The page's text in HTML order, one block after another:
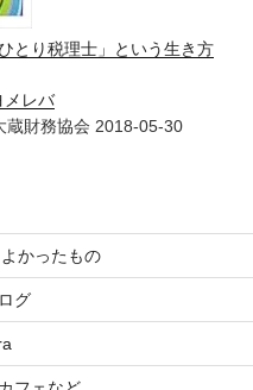
とり税理士」という生き方
メレバ
蔵財務協会 2018-05-30
かったもの
グ